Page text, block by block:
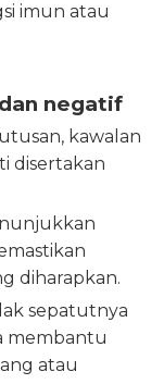
imun atau
negatif
kawalan
disertakan
diharapkan.
sepatutnya
membantu
atau